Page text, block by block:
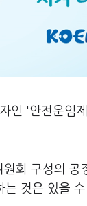
인 '안전운임
회 구성의 공
것은 있을